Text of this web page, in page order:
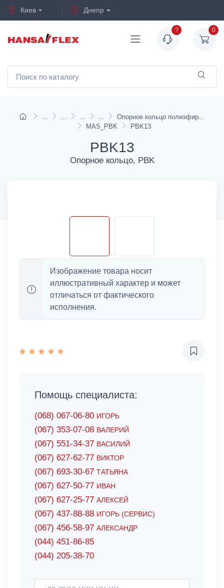
Киев Днепр
? 0
Опорное кольцо полиэфир
MAS_PBK
PBK13
PBK13
Опорное кольцо, PBK
Изображение товара носит
иллюстративный характер и может
отличаться от фактического
исполнения.
Помощь специалиста:
(068) 067-06-80 ИГОРЬ
(067) 353-07-08 ВАЛЕРИЙ
(067) 551-34-37 ВАСИЛИЙ
(067) 627-62-77 ВИКТОР
(067) 693-30-67 ТАТЬЯНА
(067) 627-50-77 ИВАН
(067) 627-25-77 АЛЕКСЕЙ
(067) 437-88-88 ИГОРЬ (СЕРВИС)
(067) 456-58-97 АЛЕКСАНДР
(044) 451-86-85
(044) 205-38-70